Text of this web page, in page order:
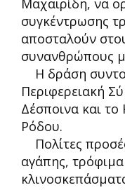
Μαχαιρίδη, να
συγκέντρωσης
αποσταλούν
συνανθρώπους
Η δράση
Περιφερειακή
Δέσποινα και
Ρόδου.
Πολίτες
αγάπης,